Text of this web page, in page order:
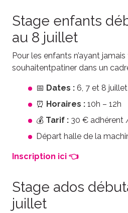
Stage enfants
au 8 juillet
Pour les enfants n’ayant
souhaitentpatiner dans un
📅 Dates : 6, 7 et 8
⏰ Horaires : 10h – 12h
💰 Tarif : 30 € adhérent
Départ halle de la
Inscription ici 👈
Stage ados
juillet